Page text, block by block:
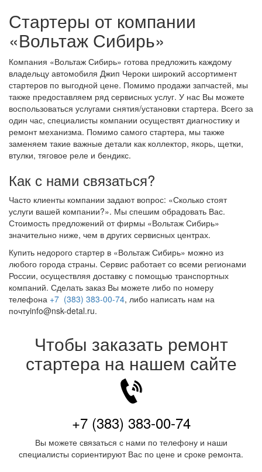
Стартеры от компании
«Вольтаж Сибирь»
Компания «Вольтаж Сибирь» готова предложить каждому
владельцу автомобиля Джип Чероки широкий ассортимент
стартеров по выгодной цене. Помимо продажи запчастей, мы
также предоставляем ряд сервисных услуг. У нас Вы можете
воспользоваться услугами снятия/установки стартера. Всего за
один час, специалисты компании осуществят диагностику и
ремонт механизма. Помимо самого стартера, мы также
заменяем такие важные детали как коллектор, якорь, щетки,
втулки, тяговое реле и бендикс.
Как с нами связаться?
Часто клиенты компании задают вопрос: «Сколько стоят
услуги вашей компании?». Мы спешим обрадовать Вас.
Стоимость предложений от фирмы «Вольтаж Сибирь»
значительно ниже, чем в других сервисных центрах.
Купить недорого стартер в «Вольтаж Сибирь» можно из
любого города страны. Сервис работает со всеми регионами
России, осуществляя доставку с помощью транспортных
компаний. Сделать заказ Вы можете либо по номеру
телефона +7 (383) 383-00-74, либо написать нам на
почтуinfo@nsk-detal.ru.
Чтобы заказать ремонт
стартера на нашем сайте
+7 (383) 383-00-74
Вы можете связаться с нами по телефону и наши
специалисты сориентируют Вас по цене и сроке ремонта.